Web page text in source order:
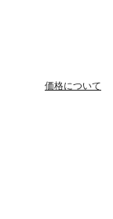
価格について